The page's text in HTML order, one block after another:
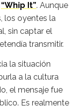
“Whip It”. Aunque
los oyentes la
sin captar el
transmitir.
la situación
a la cultura
el mensaje fue
Es realmente